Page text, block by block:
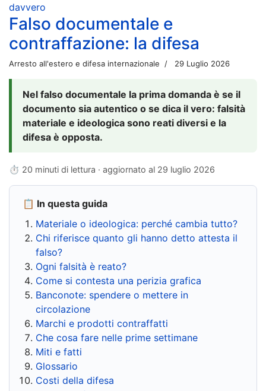
davvero
Falso documentale e
contraffazione: la difesa
Arresto all'estero e difesa internazionale 29 Luglio 2026
Nel falso documentale la prima domanda è se il
documento sia autentico o se dica il vero: falsità
materiale e ideologica sono reati diversi e la
difesa è opposta.
⏱ 20 minuti di lettura · aggiornato al 29 luglio 2026
📋 In questa guida
Materiale o ideologica: perché cambia tutto?
Chi riferisce quanto gli hanno detto attesta il
falso?
Ogni falsità è reato?
Come si contesta una perizia grafica
Banconote: spendere o mettere in
circolazione
Marchi e prodotti contraffatti
Che cosa fare nelle prime settimane
Miti e fatti
Glossario
Costi della difesa